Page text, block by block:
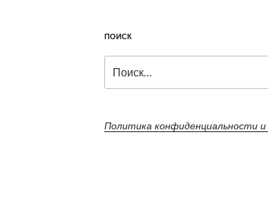
ПОИСК
Политика конфиденциальности